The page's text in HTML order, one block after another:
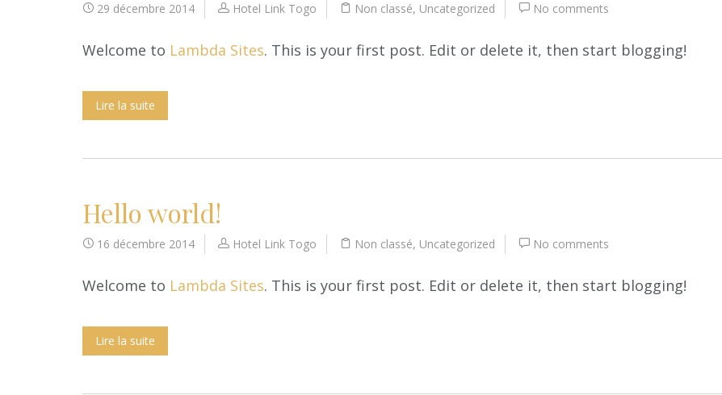
29 décembre 2014 Hotel Link Togo Non classé, Uncategorized No comments
Welcome to Lambda Sites. This is your first post. Edit or delete it, then start blogging!
Lire la suite
Hello world!
16 décembre 2014 Hotel Link Togo Non classé, Uncategorized No comments
Welcome to Lambda Sites. This is your first post. Edit or delete it, then start blogging!
Lire la suite